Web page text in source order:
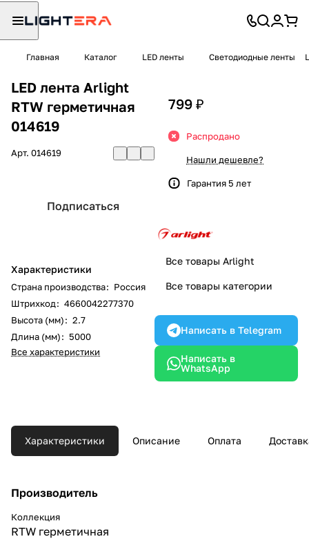
Главная Каталог LED ленты Светодиодные ленты
LED лента Arlight
RTW герметичная
014619
Арт. 014619
Подписаться
Характеристики
Страна производства: Россия
Штрихкод: 4660042277370
Высота (мм): 2.7
Длина (мм): 5000
Все характеристики
799 ₽
Распродано
Нашли дешевле?
Гарантия 5 лет
Все товары Arlight
Все товары категории
Написать в Telegram
Написать в
WhatsApp
Характеристики Описание Оплата
Производитель
Коллекция
RTW герметичная